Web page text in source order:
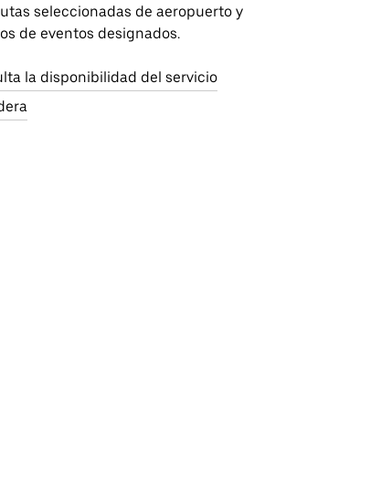
seleccionadas de aeropuerto y
de eventos designados.
la disponibilidad del servicio